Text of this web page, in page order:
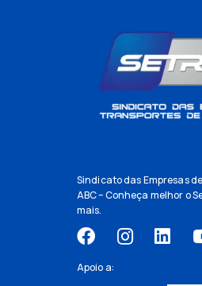
Sindicato das Empresas
ABC – Conheça melhor o
mais.
Apoio a: